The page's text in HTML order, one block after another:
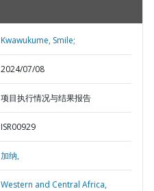
Kwawukume, Smile;
2024/07/08
项目执行情况与结果报告
ISR00929
加纳,
Western and Central Africa,